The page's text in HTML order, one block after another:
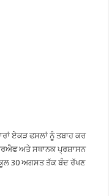
ਏਕੜ ਫਸਲਾਂ ਨੂੰ ਤਬਾਹ ਕਰ
ਅਤੇ ਸਥਾਨਕ ਪ੍ਰਸ਼ਾਸਨ
30 ਅਗਸਤ ਤੱਕ ਬੰਦ ਰੱਖਣ